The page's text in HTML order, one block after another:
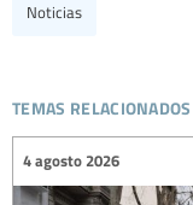
Noticias
temas relacionados
4 agosto 2026